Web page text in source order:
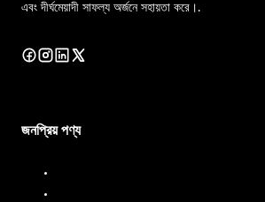
এবং দীর্ঘমেয়াদী সাফল্য অর্জনে সহায়তা করে।.
জনপ্রিয় পণ্য